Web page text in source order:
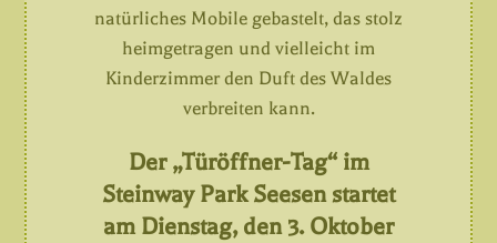
natürliches Mobile gebastelt, das stolz
heimgetragen und vielleicht im
Kinderzimmer den Duft des Waldes
verbreiten kann.
Der „Türöffner-Tag“ im
Steinway Park Seesen startet
am Dienstag, den 3. Oktober